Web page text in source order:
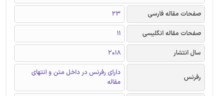
صفحات مقاله فارسی
23
صفحات مقاله انگلیسی
11
سال انتشار
2018
رفرنس
دارای رفرنس در داخل متن و انتهای
مقاله